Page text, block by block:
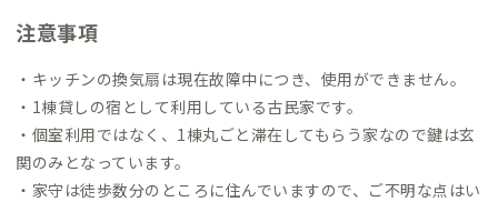
注意事項
・キッチンの換気扇は現在故障中につき、使用ができません。
・1棟貸しの宿として利用している古民家です。
・個室利用ではなく、1棟丸ごと滞在してもらう家なので鍵は玄
関のみとなっています。
・家守は徒歩数分のところに住んでいますので、ご不明な点はい